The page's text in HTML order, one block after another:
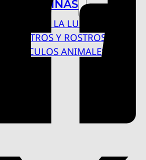
COLUMNAS
BAJO LA LUPA
RASTROS Y ROSTROS
VÍNCULOS ANIMALES